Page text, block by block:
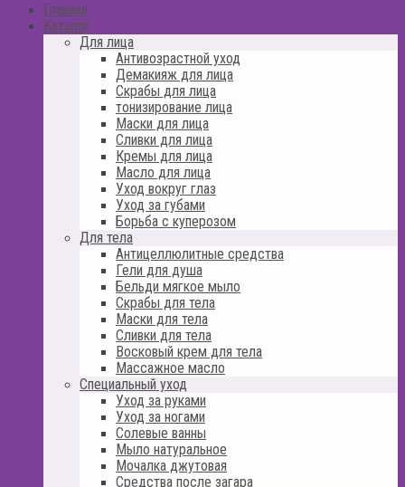
Главная
Каталог
Для лица
Антивозрастной уход
Демакияж для лица
Скрабы для лица
тонизирование лица
Маски для лица
Сливки для лица
Кремы для лица
Масло для лица
Уход вокруг глаз
Уход за губами
Борьба с куперозом
Для тела
Антицеллюлитные средства
Гели для душа
Бельди мягкое мыло
Скрабы для тела
Маски для тела
Сливки для тела
Восковый крем для тела
Массажное масло
Специальный уход
Уход за руками
Уход за ногами
Солевые ванны
Мыло натуральное
Мочалка джутовая
Средства после загара